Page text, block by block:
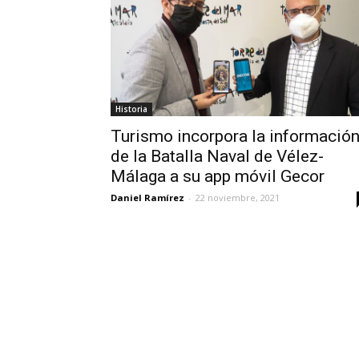
Historia
Turismo incorpora la información
de la Batalla Naval de Vélez-
Málaga a su app móvil Gecor
Daniel Ramírez - 22 noviembre, 2021